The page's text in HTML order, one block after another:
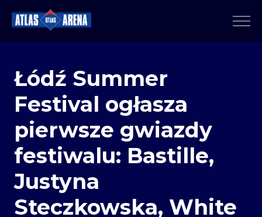
Łódź Summer
Festival ogłasza
pierwsze gwiazdy
festiwalu: Bastille,
Justyna
Steczkowska, White